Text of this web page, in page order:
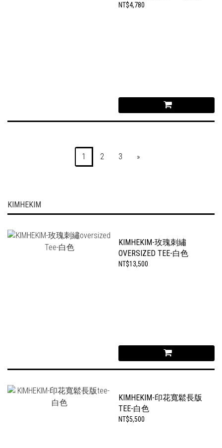
NT$4,780
1 2 3 »
KIMHEKIM
KIMHEKIM-玫瑰刺繡
OVERSIZED TEE-白色
NT$13,500
KIMHEKIM-印花寬鬆長版
TEE-白色
NT$5,500